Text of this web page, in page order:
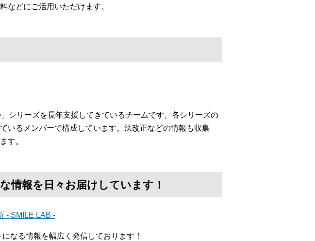
などにご活用いただけます。
シリーズを長年支援してきているチームです。各シリーズの
いるメンバーで構成しています。法改正などの情報も収集
す。
情報を日々お届けしています！
- SMILE LAB -
なる情報を幅広く発信しております！